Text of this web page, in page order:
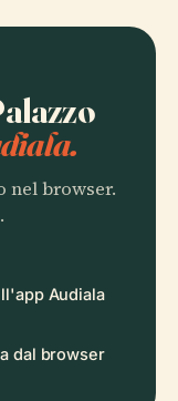
nel browser.
Audiala
dal browser